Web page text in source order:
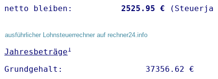
netto bleiben: 2525.95 €
ausführlicher Lohnsteuerrechner auf rechner24.info
Jahresbeträge1